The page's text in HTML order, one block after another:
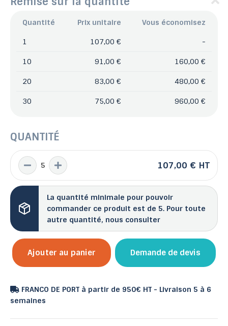
Quantité Prix unitaire Vous économisez
1 107,00 € -
10 91,00 € 160,00 €
20 83,00 € 480,00 €
30 75,00 € 960,00 €
QUANTITÉ
107,00 € HT
La quantité minimale pour pouvoir
commander ce produit est de 5. Pour toute
autre quantité, nous consulter
Ajouter au panier Demande de devis
FRANCO DE PORT à partir de 950€ HT - Livraison 5 à 6
semaines